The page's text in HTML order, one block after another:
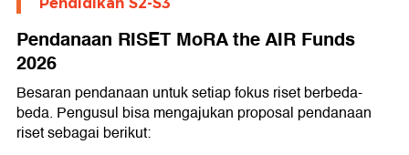
Pendidikan S2-S3
Pendanaan RISET MoRA the AIR Funds
2026
Besaran pendanaan untuk setiap fokus riset berbeda-
beda. Pengusul bisa mengajukan proposal pendanaan
riset sebagai berikut: